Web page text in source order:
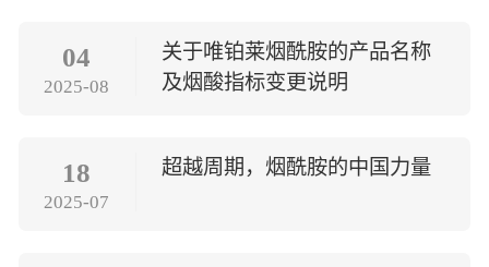
04
2025-08
关于唯铂莱烟酰胺的产品名称
及烟酸指标变更说明
18
2025-07
超越周期，烟酰胺的中国力量